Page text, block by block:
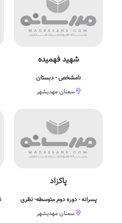
شهید فهمیده
نامشخص - دبستان
سمنان مهدیشهر
پاکزاد
پسرانه - دوره دوم متوسطه- نظری
سمنان مهدیشهر